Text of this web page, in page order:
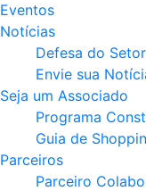
Eventos
Notícias
Defesa do Setor
Envie sua
Seja um Associado
Programa
Guia de
Parceiros
Parceiro